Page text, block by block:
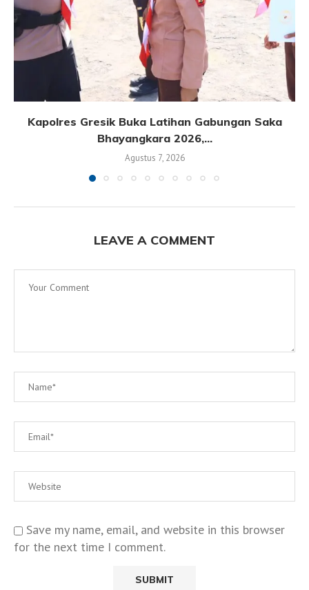
Kapolres Gresik Buka Latihan Gabungan Saka
Bhayangkara 2026,...
Agustus 7, 2026
LEAVE A COMMENT
Save my name, email, and website in this browser
for the next time I comment.